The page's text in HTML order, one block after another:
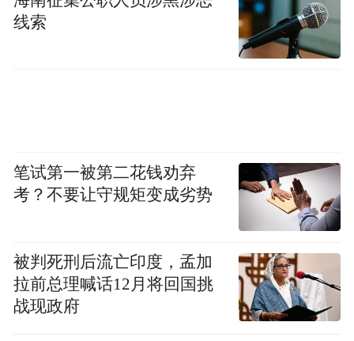
线索
笔试第一被第二花钱劝弃
考？不要让守规矩变成劣势
被判死刑后流亡印度，孟加
拉前总理喊话12月将回国挑
战现政府